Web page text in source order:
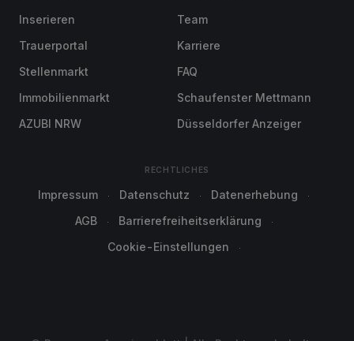
Inserieren
Trauerportal
Stellenmarkt
Immobilienmarkt
AZUBI NRW
Team
Karriere
FAQ
Schaufenster Mettmann
Düsseldorfer Anzeiger
RECHTLICHES
Impressum Datenschutz
Datenerhebung
AGB
Barrierefreiheitserklärung
Cookie-Einstellungen